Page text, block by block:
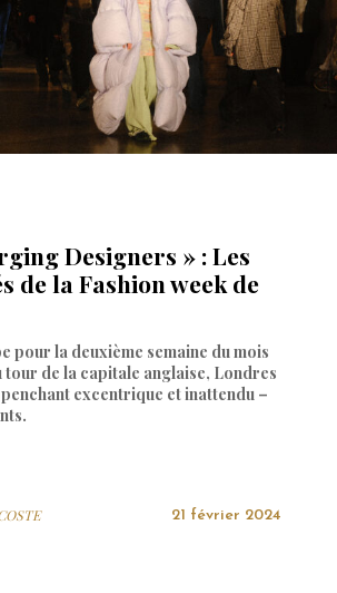
Designers » : Les
de la Fashion week de
pour la deuxième semaine du mois
tour de la capitale anglaise, Londres
excentrique et inattendu –
21 février 2024